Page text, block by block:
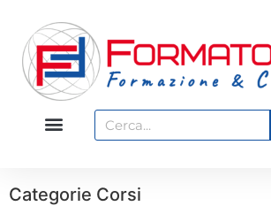
Categorie Corsi